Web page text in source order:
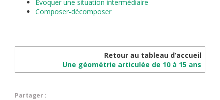
Évoquer une situation intermédiaire
Composer-décomposer
Retour au tableau d’accueil
Une géométrie articulée de 10 à 15 ans
Partager :